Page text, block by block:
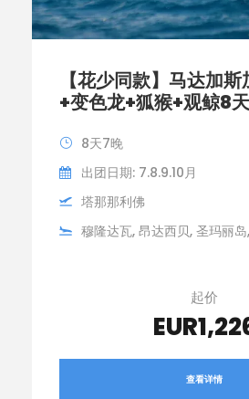
【花少同款】马达加
+变色龙+狐猴+观鲸8天
8天7晚
出团日期: 7.8.9.10月
塔那那利佛
穆隆达瓦, 昂达西贝, 圣玛丽
起价
查看详情